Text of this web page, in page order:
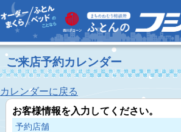
ご来店予約カレンダー
カレンダーに戻る
お客様情報を入力してください。
予約店舗